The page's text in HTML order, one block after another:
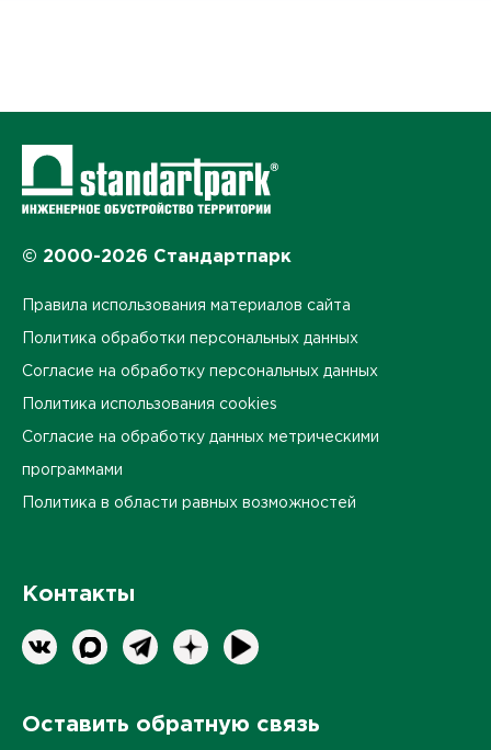
© 2000-2026 Стандартпарк
Правила использования материалов сайта
Политика обработки персональных данных
Согласие на обработку персональных данных
Политика использования cookies
Согласие на обработку данных метрическими
программами
Политика в области равных возможностей
Контакты
Оставить обратную связь